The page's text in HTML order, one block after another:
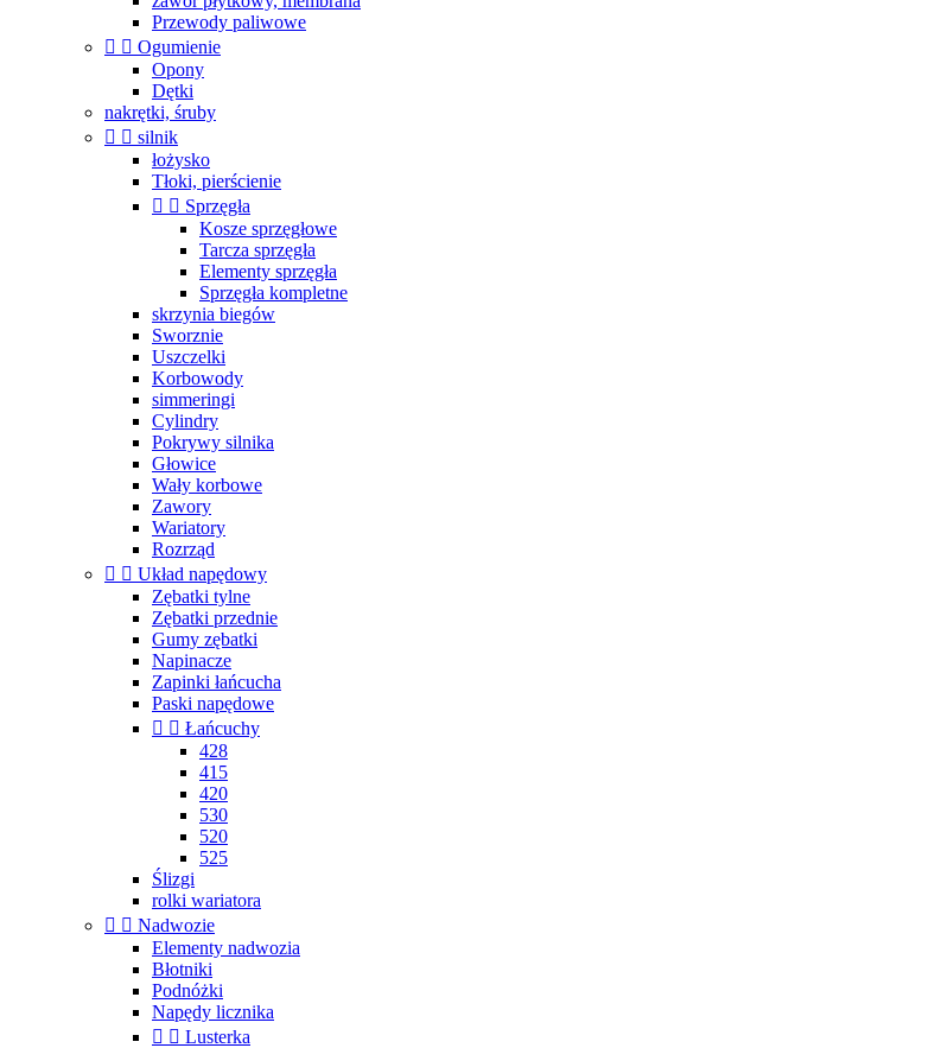
Przewody paliwowe
  Ogumienie
Opony
Dętki
nakrętki, śruby
  silnik
łożysko
Tłoki, pierścienie
  Sprzęgła
Kosze sprzęgłowe
Tarcza sprzęgła
Elementy sprzęgła
Sprzęgła kompletne
skrzynia biegów
Sworznie
Uszczelki
Korbowody
simmeringi
Cylindry
Pokrywy silnika
Głowice
Wały korbowe
Zawory
Wariatory
Rozrząd
  Układ napędowy
Zębatki tylne
Zębatki przednie
Gumy zębatki
Napinacze
Zapinki łańcucha
Paski napędowe
  Łańcuchy
428
415
420
530
520
525
Ślizgi
rolki wariatora
  Nadwozie
Elementy nadwozia
Błotniki
Podnóżki
Napędy licznika
  Lusterka